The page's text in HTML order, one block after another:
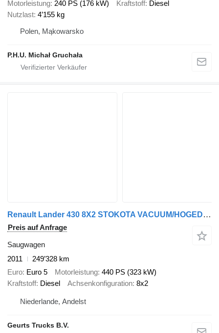
Motorleistung 240 PS (176 kW) Kraftstoff Diesel
Nutzlast 4’155 kg
Polen, Mąkowarsko
P.H.U. Michał Gruchała
Renault Lander 430 8X2 STOKOTA VACUUM/HOGEDRUK /COMBI/KOLKENZUIGER
Preis auf Anfrage
Saugwagen
2011
249’328 km
Euro Euro 5 Motorleistung 440 PS (323 kW)
Kraftstoff Diesel Achsenkonfiguration 8x2
Niederlande, Andelst
Geurts Trucks B.V.